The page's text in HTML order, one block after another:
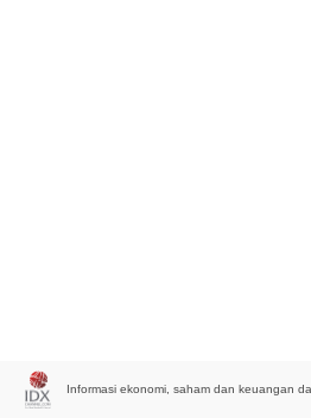
Informasi ekonomi, saham dan keuangan